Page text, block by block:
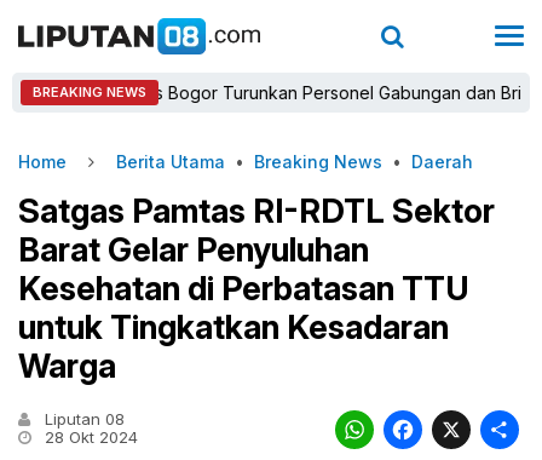
BREAKING NEWS
Kapolres Bogor Turunkan Personel Gabungan dan Brimob,
Home Berita Utama • Breaking News • Daerah
Satgas Pamtas RI-RDTL Sektor
Barat Gelar Penyuluhan
Kesehatan di Perbatasan TTU
untuk Tingkatkan Kesadaran
Warga
Liputan 08
28 Okt 2024
X